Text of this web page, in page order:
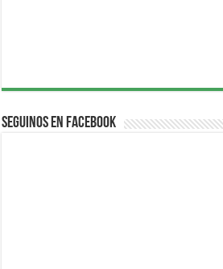
Seguinos en Facebook